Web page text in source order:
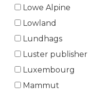
Lowe Alpine
Lowland
Lundhags
Luster publisher
Luxembourg
Mammut